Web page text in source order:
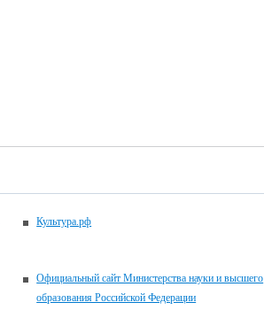
Культура.рф
Официальный сайт Министерства науки и высшего
образования Российской Федерации